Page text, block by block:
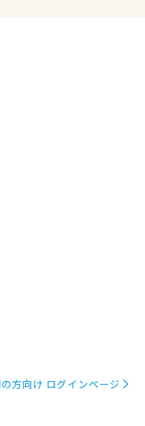
方向け ログインページ